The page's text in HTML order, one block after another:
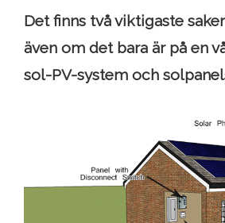
Det finns två viktigaste
även om det bara är på en
sol-PV-system och